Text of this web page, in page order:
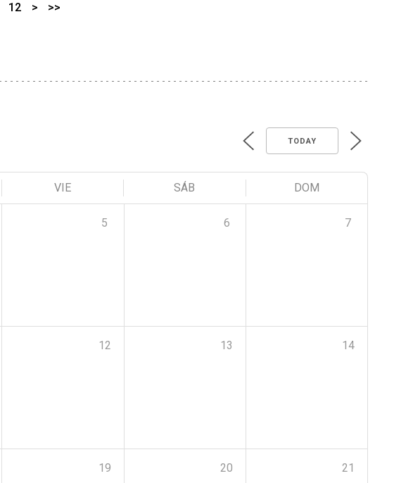
12 > >>
TODAY
VIE SÁB DOM
5 6 7
12 13 14
19 20 21